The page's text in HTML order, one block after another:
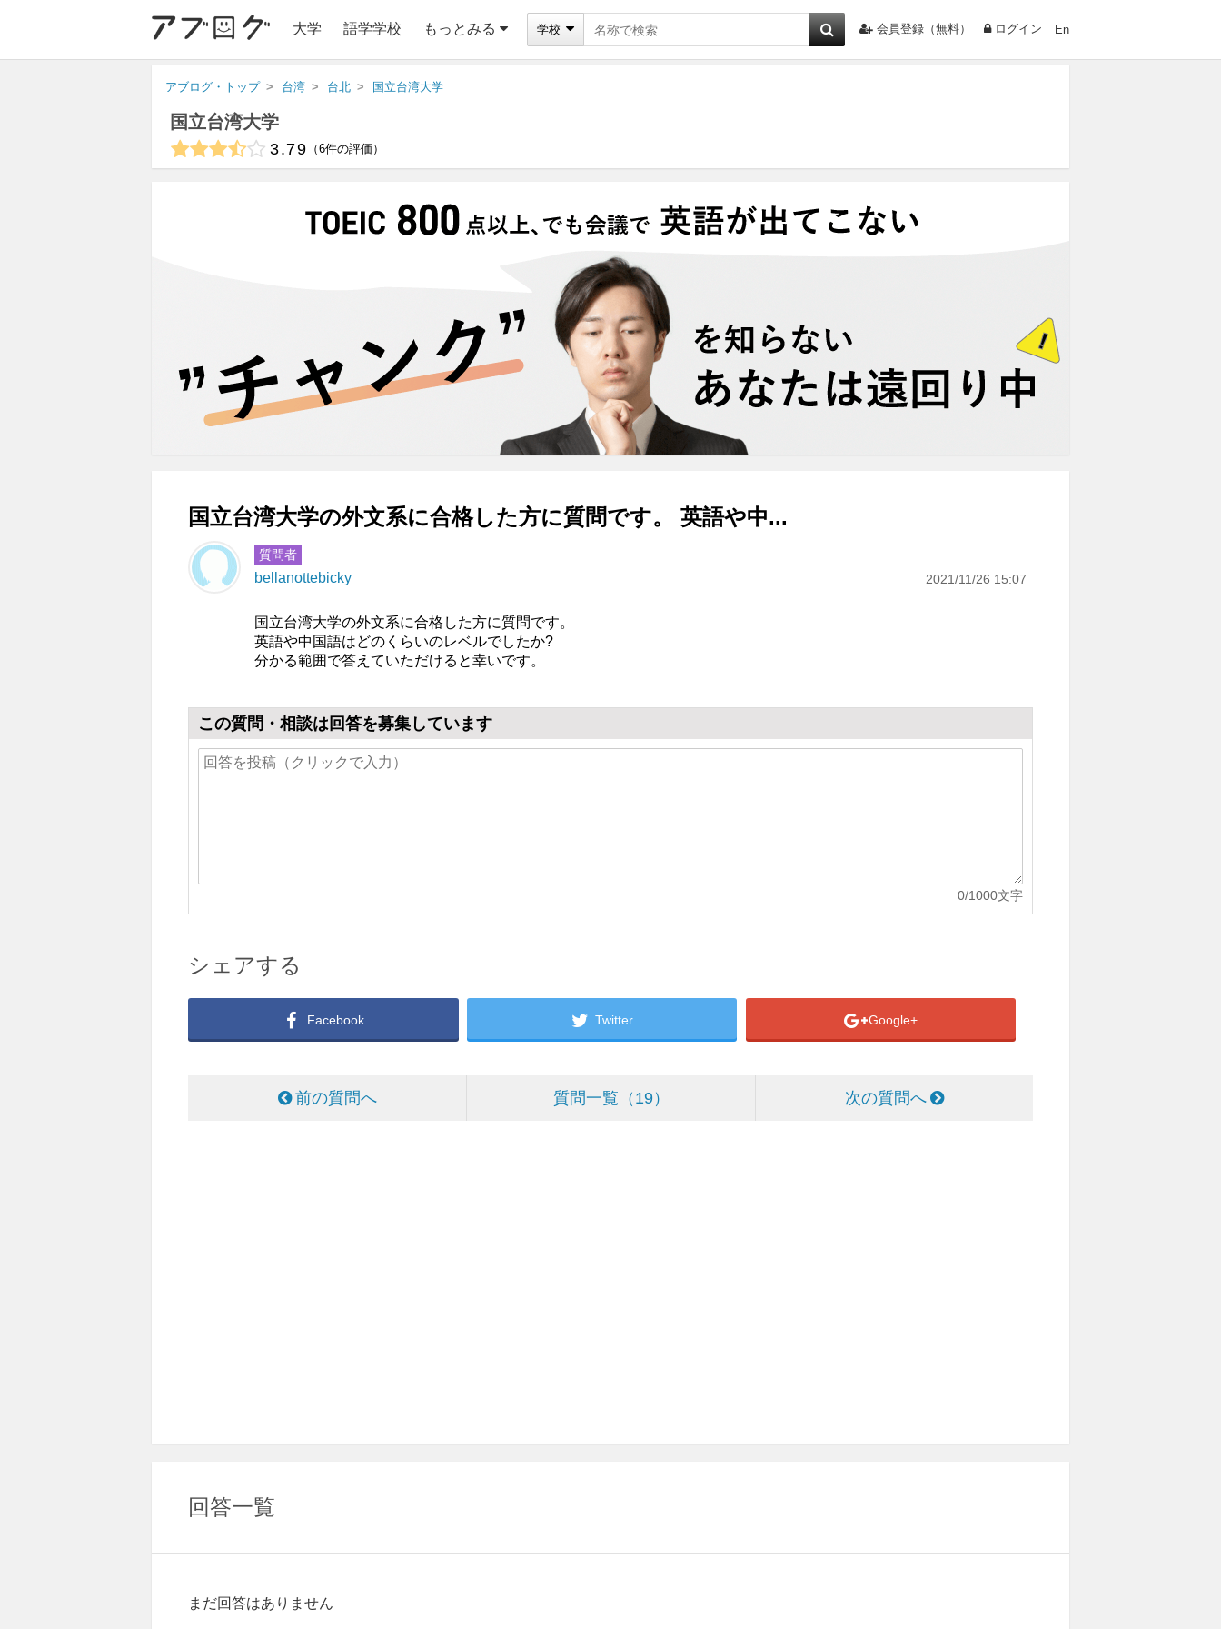
大学 語学学校 もっとみる 学校 会員登録（無料） ログイン En
アブログ・トップ 台湾 台北 国立台湾大学
国立台湾大学
3.79 6件の評価
国立台湾大学の外文系に合格した方に質問です。 英語や中...
質問者
bellanottebicky 2021/11/26 15:07
国立台湾大学の外文系に合格した方に質問です。
英語や中国語はどのくらいのレベルでしたか?
分かる範囲で答えていただけると幸いです。
この質問・相談は回答を募集しています
0/1000文字
シェアする
Facebook Twitter Google+
前の質問へ 質問一覧 19 次の質問へ
回答一覧
まだ回答はありません